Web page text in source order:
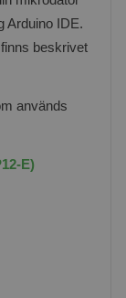
Arduino IDE.
beskrivet
används
E)